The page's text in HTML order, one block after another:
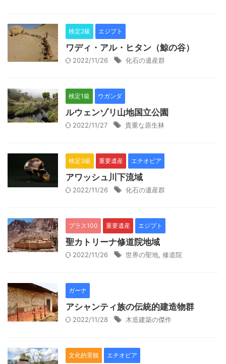
検定2級 エジプト
ワディ・アル・ヒタン（鯨の谷）
2022/11/26 化石の遺産群
検定1級 ウガンダ
ルウェンゾリ山地国立公園
2022/11/27 貴重な原生林
検定3級 重要遺産 エチオピア
アワッシュ川下流域
2022/11/26 化石の遺産群
プラス100 重要遺産 エジプト
聖カトリーナ修道院地域
2022/11/26 世界の聖地 修道院
ガーナ
アシャンティ族の伝統的建造物群
2022/11/28 木造建築の傑作
文化的景観 エチオピア